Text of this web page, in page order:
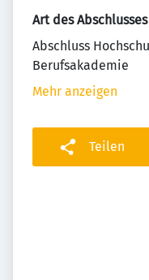
Art des Abschlusses
Abschluss
Berufsakademie
Mehr anzeigen
Teilen